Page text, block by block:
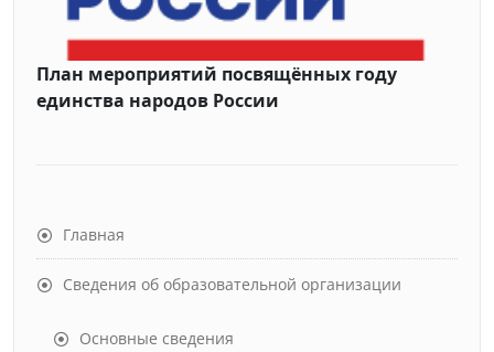
План мероприятий посвящённых году
единства народов России
Главная
Сведения об образовательной организации
Основные сведения